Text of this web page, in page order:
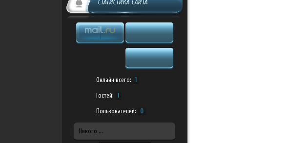
СТАТИСТИКА САЙТА
Онлайн всего: 1
Гостей: 1
Пользователей: 0
Никого ...